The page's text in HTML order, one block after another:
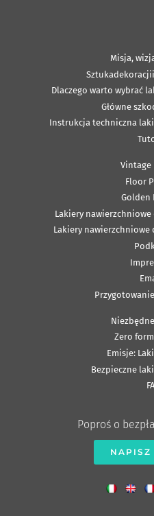
Misja,
Dlaczego warto wybrać
Główne
Instrukcja techniczna
Vintage
Floor
Golden
Lakiery
Lakiery
Zero
Emisje:
Bezpieczne
Poproś o
NAPISZ